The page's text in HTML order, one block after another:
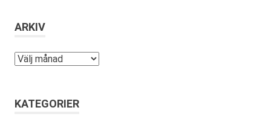
ARKIV
Arkiv
KATEGORIER